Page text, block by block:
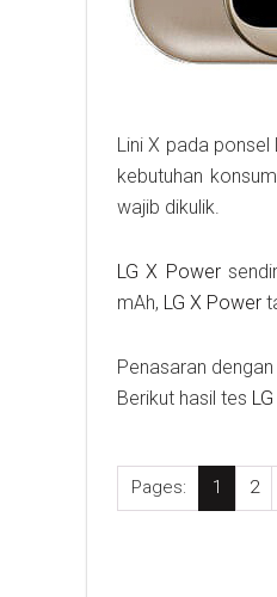
Lini X pada
kebutuhan
wajib dikulik.
LG X Power
mAh, LG X Power
Penasaran
Berikut hasil tes
Pages: 1 2